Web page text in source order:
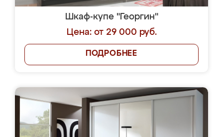
Шкаф-купе "Георгин"
Цена: от 29 000 руб.
ПОДРОБНЕЕ